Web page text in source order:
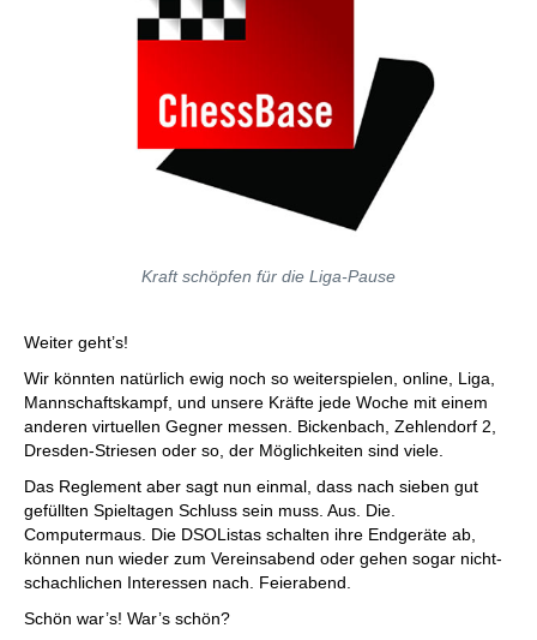
Kraft schöpfen für die Liga-Pause
Weiter geht’s!
Wir könnten natürlich ewig noch so weiterspielen, online, Liga,
Mannschaftskampf, und unsere Kräfte jede Woche mit einem
anderen virtuellen Gegner messen. Bickenbach, Zehlendorf 2,
Dresden-Striesen oder so, der Möglichkeiten sind viele.
Das Reglement aber sagt nun einmal, dass nach sieben gut
gefüllten Spieltagen Schluss sein muss. Aus. Die.
Computermaus. Die DSOListas schalten ihre Endgeräte ab,
können nun wieder zum Vereinsabend oder gehen sogar nicht-
schachlichen Interessen nach. Feierabend.
Schön war’s! War’s schön?